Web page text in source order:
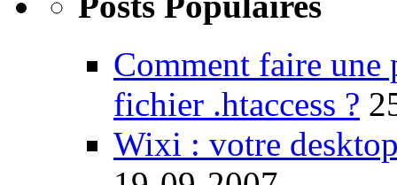
Comment faire une
fichier .htaccess ?
Wixi : votre